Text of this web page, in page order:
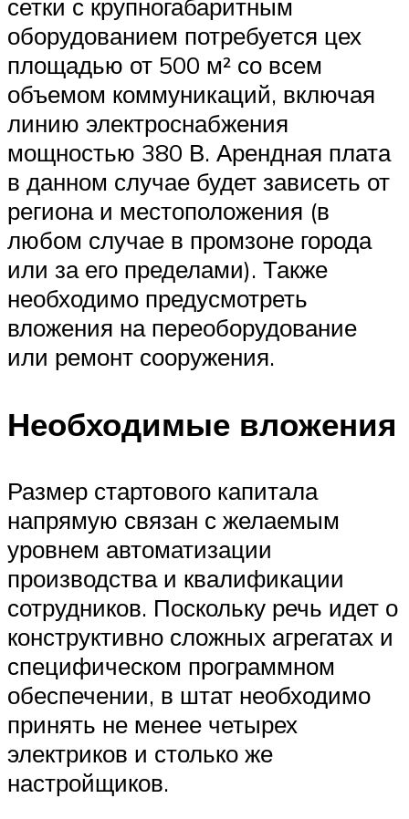
сетки с крупногабаритным
оборудованием потребуется цех
площадью от 500 м² со всем
объемом коммуникаций, включая
линию электроснабжения
мощностью 380 В. Арендная плата
в данном случае будет зависеть от
региона и местоположения (в
любом случае в промзоне города
или за его пределами). Также
необходимо предусмотреть
вложения на переоборудование
или ремонт сооружения.
Необходимые вложения
Размер стартового капитала
напрямую связан с желаемым
уровнем автоматизации
производства и квалификации
сотрудников. Поскольку речь идет о
конструктивно сложных агрегатах и
специфическом программном
обеспечении, в штат необходимо
принять не менее четырех
электриков и столько же
настройщиков.